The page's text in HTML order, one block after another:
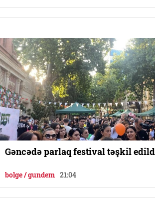
Gəncədə parlaq festival təşkil
bolge / gundem 21:04